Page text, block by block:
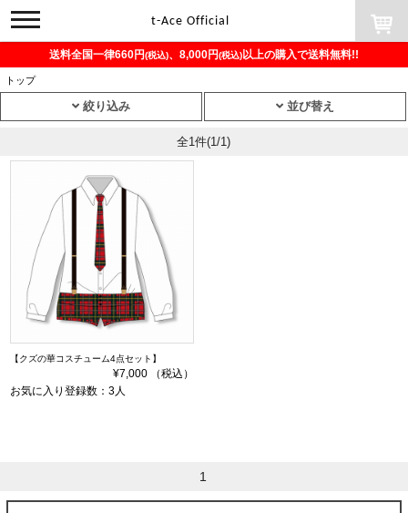
toggle
navigation
t-Ace Official
送料全国一律660円(税込)、8,000円(税込)以上の購入で送料無料!!
トップ
絞り込み 並び替え
全1件(1/1)
【クズの華コスチューム4点セット】
¥7,000 （税込）
お気に入り登録数：3人
1